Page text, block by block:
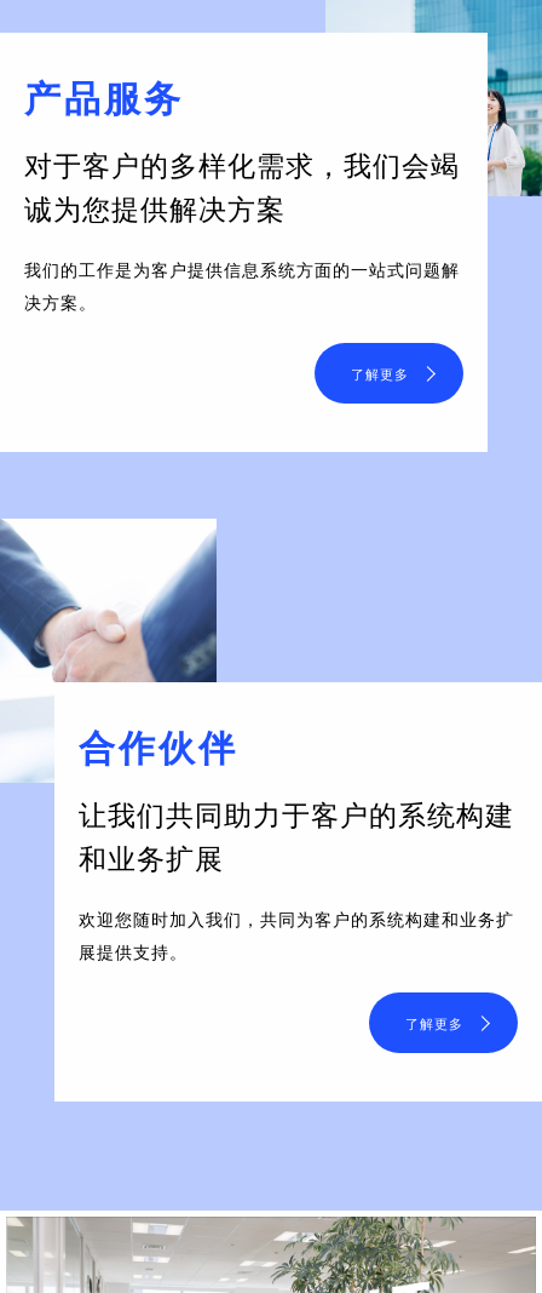
产品服务
对于客户的多样化需求， 我们会竭
诚为您提供解决方案
我们的工作是为客户提供信息系统方面的一站式问题解
决方案。
了解更多
合作伙伴
让我们共同助力于客户的系统构建
和业务扩展
欢迎您随时加入我们，共同为客户的系统构建和业务扩
展提供支持。
了解更多